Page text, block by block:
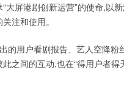
大屏港剧创新运营”的使命,以
注和使用。
的用户看剧报告、艺人空降
之间的互动,也在“得用户者得